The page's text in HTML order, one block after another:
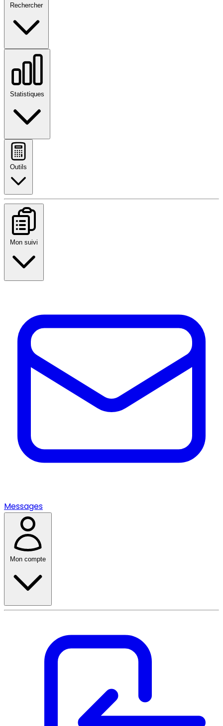
Rechercher
Statistiques
Outils
Mon suivi
Messages
Mon compte